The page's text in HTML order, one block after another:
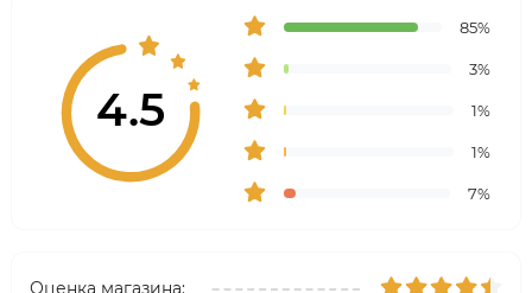
4.5
85%
3%
1%
1%
7%
Оценка магазина: